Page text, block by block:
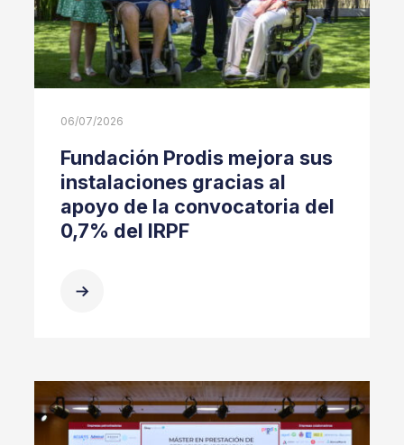
06/07/2026
Fundación Prodis mejora sus
instalaciones gracias al
apoyo de la convocatoria del
0,7% del IRPF